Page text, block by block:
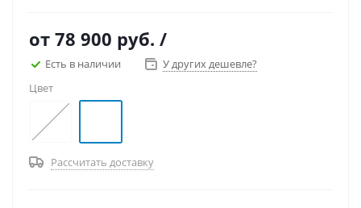
от 78 900 руб. /
Есть в наличии
У других дешевле?
Цвет
Рассчитать доставку